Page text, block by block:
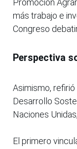
Promoción
más trabajo e
Congreso
Perspectiva
Asimismo,
Desarrollo
Naciones
El primero